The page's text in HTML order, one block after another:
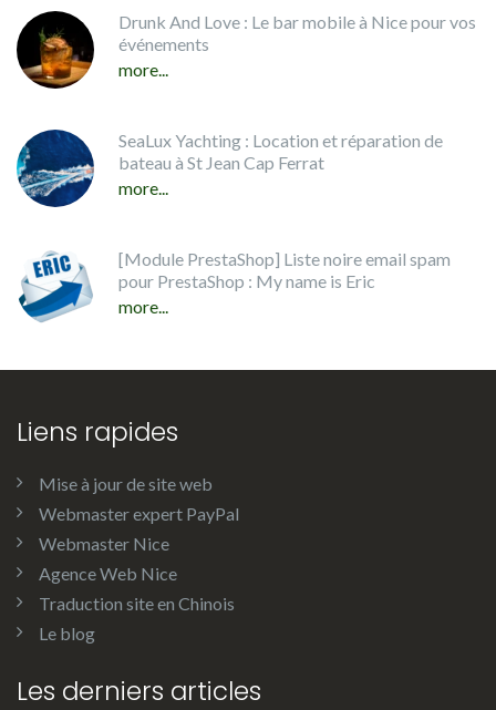
Drunk And Love : Le bar mobile à Nice pour vos
événements
more...
SeaLux Yachting : Location et réparation de
bateau à St Jean Cap Ferrat
more...
[Module PrestaShop] Liste noire email spam
pour PrestaShop : My name is Eric
more...
Liens rapides
Mise à jour de site web
Webmaster expert PayPal
Webmaster Nice
Agence Web Nice
Traduction site en Chinois
Le blog
Les derniers articles